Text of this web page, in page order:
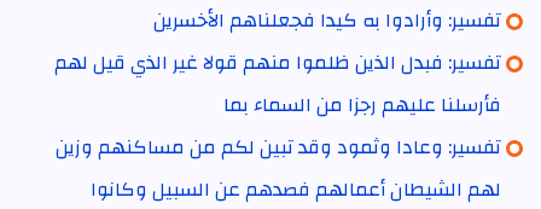
تفسير: وأرادوا به كيدا فجعلناهم الأخسرين
تفسير: فبدل الذين ظلموا منهم قولا غير الذي قيل لهم
فأرسلنا عليهم رجزا من السماء بما
تفسير: وعادا وثمود وقد تبين لكم من مساكنهم وزين
لهم الشيطان أعمالهم فصدهم عن السبيل وكانوا